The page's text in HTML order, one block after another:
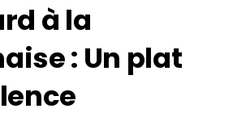
à la
: Un plat